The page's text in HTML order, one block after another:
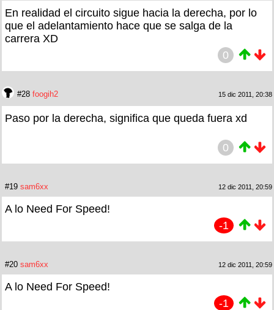
En realidad el circuito sigue hacia la derecha, por lo
que el adelantamiento hace que se salga de la
carrera XD
0
#28 foogih2 15 dic 2011, 20:38
Paso por la derecha, significa que queda fuera xd
0
#19 sam6xx 12 dic 2011, 20:59
A lo Need For Speed!
-1
#20 sam6xx 12 dic 2011, 20:59
A lo Need For Speed!
-1